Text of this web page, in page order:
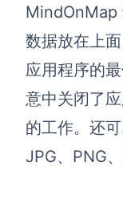
企业版
满足企
帮助支持
帮助中
获取详
知识分
MindOnMap
数据放在上
应用程序的
意中关闭了
的工作。还
JPG、PNG